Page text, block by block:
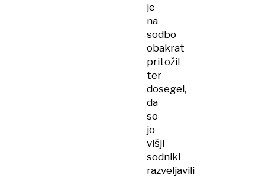
je
na
sodbo
obakrat
pritožil
ter
dosegel,
da
so
jo
višji
sodniki
razveljavili